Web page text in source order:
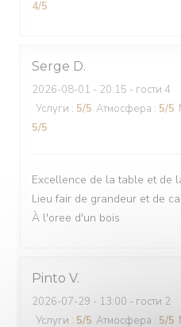
4/5
Serge D
2026-08-01 - 20:15 - гости 4
Услуги : 5/5 Атмосфера : 5/5
5/5
Excellence de la table et de
Lieu fair de grandeur et de
À l'oree d'un bois
Pinto V
2026-07-29 - 13:00 - гости 2
Услуги : 5/5 Атмосфера : 5/5